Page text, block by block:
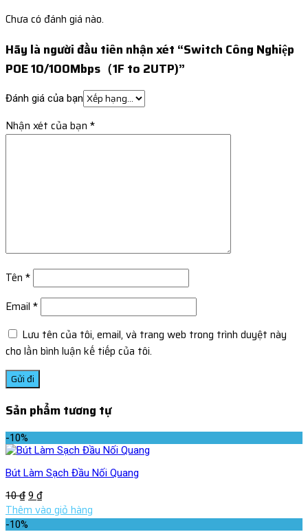
Chưa có đánh giá nào.
Hãy là người đầu tiên nhận xét “Switch Công Nghiệp
POE 10/100Mbps（1F to 2UTP)”
Đánh giá của bạn
Nhận xét của bạn *
Tên *
Email *
Lưu tên của tôi, email, và trang web trong trình duyệt này
cho lần bình luận kế tiếp của tôi.
Sản phẩm tương tự
-10%
Bút Làm Sạch Đầu Nối Quang
10₫ 9 ₫
Thêm vào giỏ hàng
-10%